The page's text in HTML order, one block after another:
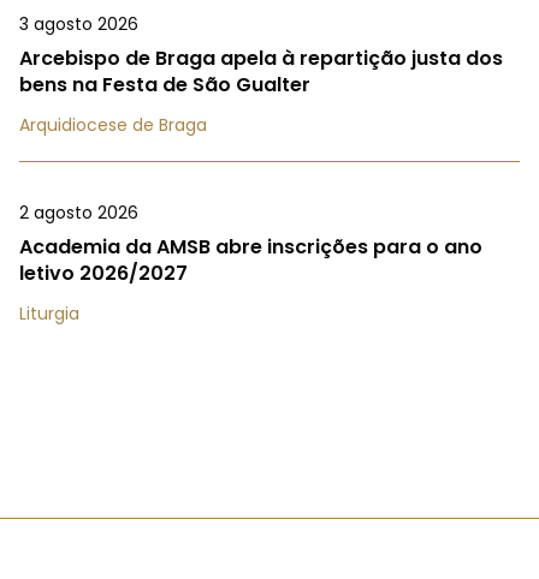
3 agosto 2026
Arcebispo de Braga apela à repartição justa dos
bens na Festa de São Gualter
Arquidiocese de Braga
2 agosto 2026
Academia da AMSB abre inscrições para o ano
letivo 2026/2027
Liturgia